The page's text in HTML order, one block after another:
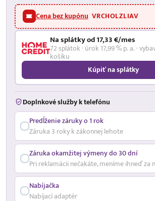
Cena bez kupónu VRCHOLZLIAV
Na splátky od 17,33 €/mes
72 splátok · úrok 17,99 % p. a. ·
košíku
Kúpiť na splátky
Doplnkové služby k telefónu
Predĺženie záruky o 1 rok
Záruka 3 roky k zákonnej lehote
Záruka okamžitej výmeny do 30 dní
Pri reklamácii nečakáte, meníme ihneď za
Nabíjačka
Nabíjací adaptér